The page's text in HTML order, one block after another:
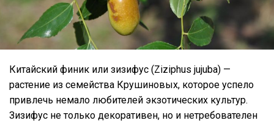
Китайский финик или зизифус (Ziziphus jujuba) —
растение из семейства Крушиновых, которое успело
привлечь немало любителей экзотических культур.
Зизифус не только декоративен, но и нетребователен